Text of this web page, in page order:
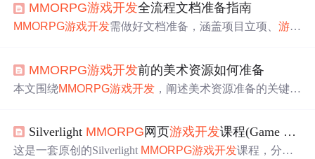
MMORPG游戏开发全流程文档准备指南
MMORPG游戏开发需做好文档准备，涵盖项目立项、游戏
维护更新提供支持，确保游戏开发顺利及上线后长期稳定
运营。
MMORPG游戏开发前的美术资源如何准备
本文围绕MMORPG游戏开发 ，阐述美术资源准备的关键步
调动态内容、社交互动、跨文化设计及版本迭代的重要
性，以提升玩家体验。
Silverlight MMORPG 网页游戏开发课程(Game Lesson)：目录
这是一套原创的Silverlight MMORPG游戏开发课程，分为